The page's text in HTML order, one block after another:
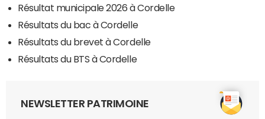
Résultat municipale 2026 à Cordelle
Résultats du bac à Cordelle
Résultats du brevet à Cordelle
Résultats du BTS à Cordelle
NEWSLETTER PATRIMOINE